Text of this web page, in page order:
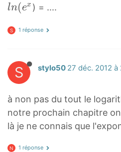
l
(
l
n
(
e
^
ln(ex ) = ....
S 1 réponse
S stylo50 27 déc. 2012 à
à non pas du tout le
notre prochain chapitre
là je ne connais que
N 1 réponse